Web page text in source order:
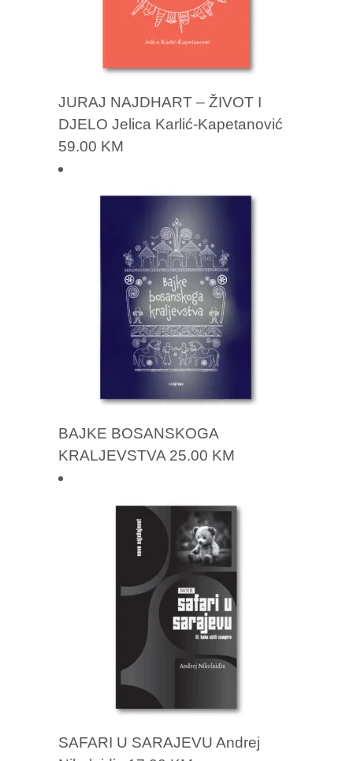
JURAJ NAJDHART – ŽIVOT I
DJELO Jelica Karlić-Kapetanović
59.00 KM
BAJKE BOSANSKOGA
KRALJEVSTVA 25.00 KM
SAFARI U SARAJEVU Andrej